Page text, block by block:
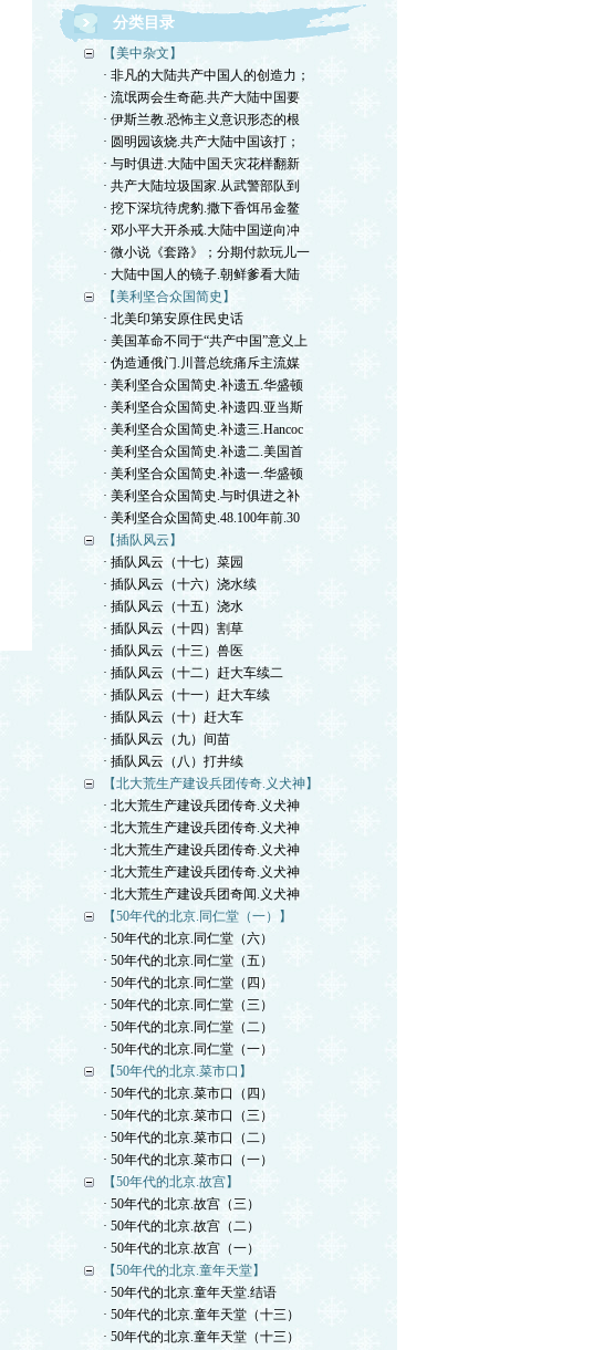
分类目录
【美中杂文】
· 非凡的大陆共产中国人的创造力；
· 流氓两会生奇葩.共产大陆中国要
· 伊斯兰教.恐怖主义意识形态的根
· 圆明园该烧.共产大陆中国该打；
· 与时俱进.大陆中国天灾花样翻新
· 共产大陆垃圾国家.从武警部队到
· 挖下深坑待虎豹.撒下香饵吊金鳌
· 邓小平大开杀戒.大陆中国逆向冲
· 微小说《套路》；分期付款玩儿一
· 大陆中国人的镜子.朝鲜爹看大陆
【美利坚合众国简史】
· 北美印第安原住民史话
· 美国革命不同于“共产中国”意义上
· 伪造通俄门.川普总统痛斥主流媒
· 美利坚合众国简史.补遗五.华盛顿
· 美利坚合众国简史.补遗四.亚当斯
· 美利坚合众国简史.补遗三.Hancoc
· 美利坚合众国简史.补遗二.美国首
· 美利坚合众国简史.补遗一.华盛顿
· 美利坚合众国简史.与时俱进之补
· 美利坚合众国简史.48.100年前.30
【插队风云】
· 插队风云（十七）菜园
· 插队风云（十六）浇水续
· 插队风云（十五）浇水
· 插队风云（十四）割草
· 插队风云（十三）兽医
· 插队风云（十二）赶大车续二
· 插队风云（十一）赶大车续
· 插队风云（十）赶大车
· 插队风云（九）间苗
· 插队风云（八）打井续
【北大荒生产建设兵团传奇.义犬神】
· 北大荒生产建设兵团传奇.义犬神
· 北大荒生产建设兵团传奇.义犬神
· 北大荒生产建设兵团传奇.义犬神
· 北大荒生产建设兵团传奇.义犬神
· 北大荒生产建设兵团奇闻.义犬神
【50年代的北京.同仁堂（一）】
· 50年代的北京.同仁堂（六）
· 50年代的北京.同仁堂（五）
· 50年代的北京.同仁堂（四）
· 50年代的北京.同仁堂（三）
· 50年代的北京.同仁堂（二）
· 50年代的北京.同仁堂（一）
【50年代的北京.菜市口】
· 50年代的北京.菜市口（四）
· 50年代的北京.菜市口（三）
· 50年代的北京.菜市口（二）
· 50年代的北京.菜市口（一）
【50年代的北京.故宫】
· 50年代的北京.故宫（三）
· 50年代的北京.故宫（二）
· 50年代的北京.故宫（一）
【50年代的北京.童年天堂】
· 50年代的北京.童年天堂.结语
· 50年代的北京.童年天堂（十三）
· 50年代的北京.童年天堂（十三）